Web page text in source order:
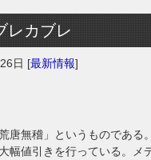
レカブレ
日 [最新情報]
唐無稽」というものである
幅値引きを行っている。メ